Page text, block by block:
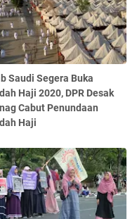
Saudi Segera Buka
Haji 2020, DPR Desak
Cabut Penundaan
Haji